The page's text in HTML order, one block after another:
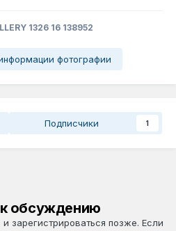
1326 16 138952
фотографии
Подписчики 1
обсуждению
зарегистрироваться позже. Если